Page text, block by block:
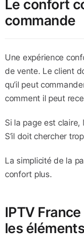
Le confort
commande
Une expérience
de vente. Le client
qu’il peut
comment il peut
Si la page est claire,
S’il doit chercher
La simplicité de la
confort plus.
IPTV
les